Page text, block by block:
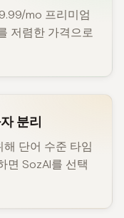
mo 프리미엄
저렴한 가격으로
분리
단어 수준 타임
면 SozAI를 선택